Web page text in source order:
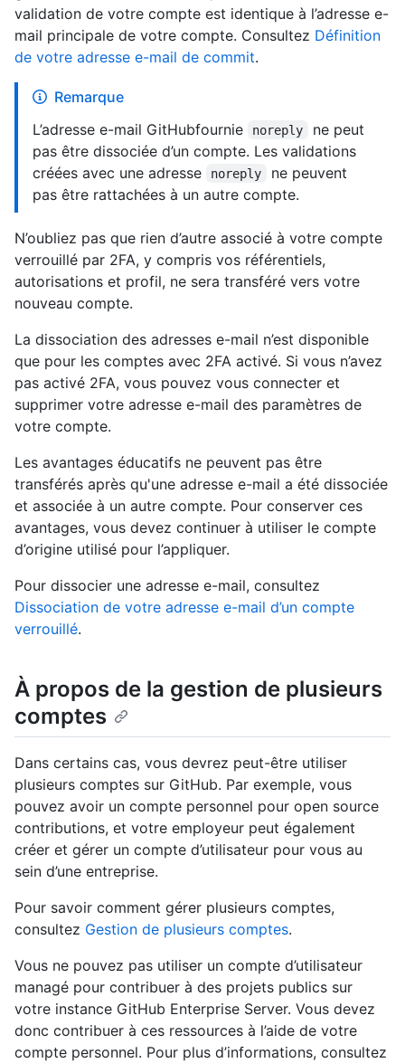
validation de votre compte est identique à l’adresse e-
mail principale de votre compte. Consultez Définition
de votre adresse e-mail de commit.
Remarque
L’adresse e-mail GitHubfournie
noreply
ne peut
pas être dissociée d’un compte. Les validations
créées avec une adresse
noreply
ne peuvent
pas être rattachées à un autre compte.
N’oubliez pas que rien d’autre associé à votre compte
verrouillé par 2FA, y compris vos référentiels,
autorisations et profil, ne sera transféré vers votre
nouveau compte.
La dissociation des adresses e-mail n’est disponible
que pour les comptes avec 2FA activé. Si vous n’avez
pas activé 2FA, vous pouvez vous connecter et
supprimer votre adresse e-mail des paramètres de
votre compte.
Les avantages éducatifs ne peuvent pas être
transférés après qu'une adresse e-mail a été dissociée
et associée à un autre compte. Pour conserver ces
avantages, vous devez continuer à utiliser le compte
d’origine utilisé pour l’appliquer.
Pour dissocier une adresse e-mail, consultez
Dissociation de votre adresse e-mail d’un compte
verrouillé.
À propos de la gestion de plusieurs
comptes
Dans certains cas, vous devrez peut-être utiliser
plusieurs comptes sur GitHub. Par exemple, vous
pouvez avoir un compte personnel pour open source
contributions, et votre employeur peut également
créer et gérer un compte d’utilisateur pour vous au
sein d’une entreprise.
Pour savoir comment gérer plusieurs comptes,
consultez Gestion de plusieurs comptes.
Vous ne pouvez pas utiliser un compte d’utilisateur
managé pour contribuer à des projets publics sur
votre instance GitHub Enterprise Server. Vous devez
donc contribuer à ces ressources à l’aide de votre
compte personnel. Pour plus d’informations, consultez